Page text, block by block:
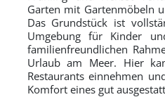
Garten mit Gartenmöbeln
Das Grundstück ist
Umgebung für Kinder
familienfreundlichen
Urlaub am Meer. Hier
Restaurants einnehmen
Komfort eines gut